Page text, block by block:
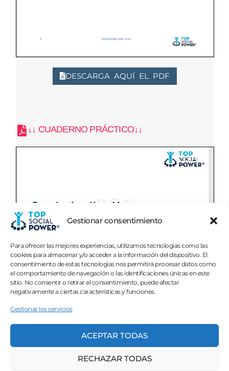
Gestionar consentimiento
Para ofrecer las mejores experiencias, utilizamos tecnologías como las
cookies para almacenar y/o acceder a la información del dispositivo. El
consentimiento de estas tecnologías nos permitirá procesar datos como
el comportamiento de navegación o las identificaciones únicas en este
sitio. No consentir o retirar el consentimiento, puede afectar
negativamente a ciertas características y funciones.
Gestionar los servicios
ACEPTAR TODAS
RECHAZAR TODAS
DESCARGA AQUÍ EL PDF
↓↓ CUADERNO PRÁCTICO↓↓
DESCARGA AQUÍ EL PDF